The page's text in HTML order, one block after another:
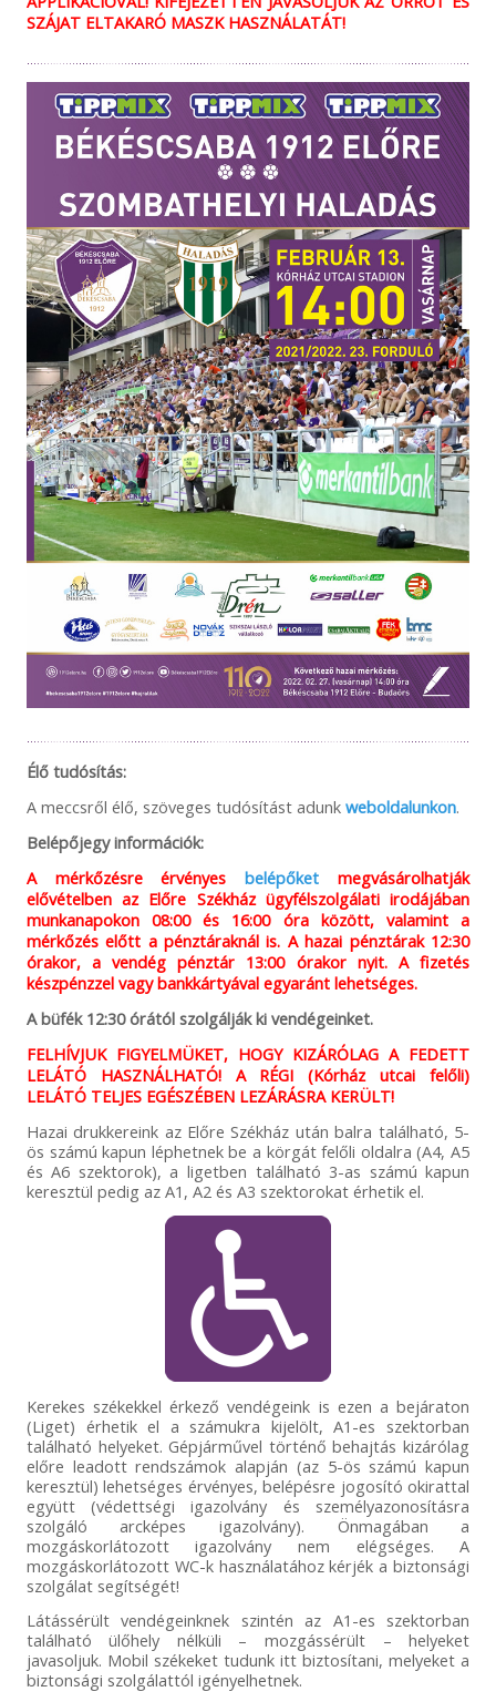
SZÁJAT ELTAKARÓ MASZK HASZNÁLATÁT!
Élő tudósítás:
A meccsről élő, szöveges tudósítást adunk weboldalunkon.
Belépőjegy információk:
A mérkőzésre érvényesbelépőket megvásárolhatják
elővételben az Előre Székház ügyfélszolgálati irodájában
munkanapokon 08:00 és 16:00 óra között, valamint a
mérkőzés előtt a pénztáraknál is. A hazai pénztárak 12:30
órakor, a vendég pénztár 13:00 órakor nyit. A fizetés
készpénzzel vagy bankkártyával egyaránt lehetséges.
A büfék 12:30 órától szolgálják ki vendégeinket.
FELHÍVJUK FIGYELMÜKET, HOGY KIZÁRÓLAG A FEDETT
LELÁTÓ HASZNÁLHATÓ! A RÉGI (Kórház utcai felőli)
LELÁTÓ TELJES EGÉSZÉBEN LEZÁRÁSRA KERÜLT!
Hazai drukkereink az Előre Székház után balra található, 5-
ös számú kapun léphetnek be a körgát felőli oldalra (A4, A5
és A6 szektorok), a ligetben található 3-as számú kapun
keresztül pedig az A1, A2 és A3 szektorokat érhetik el.
Kerekes székekkel érkező vendégeink is ezen a bejáraton
(Liget) érhetik el a számukra kijelölt, A1-es szektorban
található helyeket. Gépjárművel történő behajtás kizárólag
előre leadott rendszámok alapján (az 5-ös számú kapun
keresztül) lehetséges érvényes, belépésre jogosító okirattal
együtt (védettségi igazolvány és személyazonosításra
szolgáló arcképes igazolvány). Önmagában a
mozgáskorlátozott igazolvány nem elégséges. A
mozgáskorlátozott WC-k használatához kérjék a biztonsági
szolgálat segítségét!
Látássérült vendégeinknek szintén az A1-es szektorban
található ülőhely nélküli – mozgássérült – helyeket
javasoljuk. Mobil székeket tudunk itt biztosítani, melyeket a
biztonsági szolgálattól igényelhetnek.